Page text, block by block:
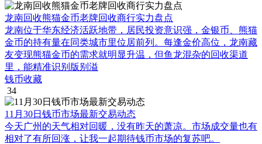
龙南回收熊猫金币老牌回收商行实力盘点
龙南位于华东经济活跃地带，居民投资意识强，金银币、熊猫
金币的持有量在同类城市里位居前列。每逢金价高位，龙南藏
友变现熊猫金币的需求就明显升温，但鱼龙混杂的回收渠道
里，能精准识别版别溢
钱币收藏
34
11月30日钱币市场最新交易动态
今天广州的天气相对回暖，没有昨天的萧凉。市场成交量也有
相对了有所回涨，让我一起期待钱币市场的复苏吧。